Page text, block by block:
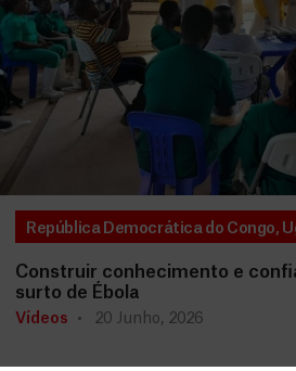
República Democrática do Congo,
Construir conhecimento e
surto de Ébola
Vídeos 20 Junho, 2026